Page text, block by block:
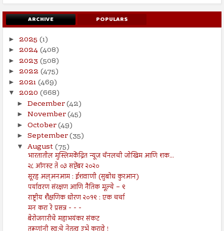
ARCHIVE POPULARS
► 2025 (1)
► 2024(408)
► 2023 (508)
► 2022 (475)
► 2021(469)
▼ 2020 (668)
► December(42)
► November(45)
► October(49)
► September(35)
▼ August(75)
भारतातील मुस्लिमकेंद्रित न्यूज चॅनलची जोखिम आणि शक...
२८ ऑगस्ट ते ०३ सप्टेंबर २०२०
सूरह अल्अनआम : ईशवाणी (सुबोध कुरआन)
पर्यावरण संरक्षण आणि नैतिक मूल्ये – ९
राष्ट्रीय शैक्षणिक धोरण २०१९ : एक चर्चा
मन करा रे प्रसन्न - - -
बेरोजगारीचे महाभयंकर संकट